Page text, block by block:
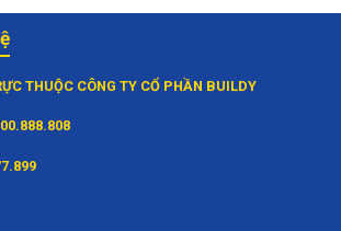
THUỘC CÔNG TY CỔ PHẦN BUILDY